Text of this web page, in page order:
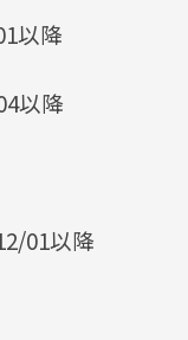
以降
以降
01以降